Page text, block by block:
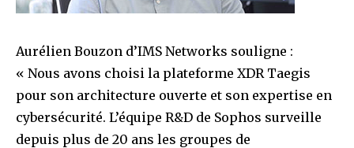
Aurélien Bouzon d’IMS Networks souligne :
« Nous avons choisi la plateforme XDR Taegis
pour son architecture ouverte et son expertise en
cybersécurité. L’équipe R&D de Sophos surveille
depuis plus de 20 ans les groupes de